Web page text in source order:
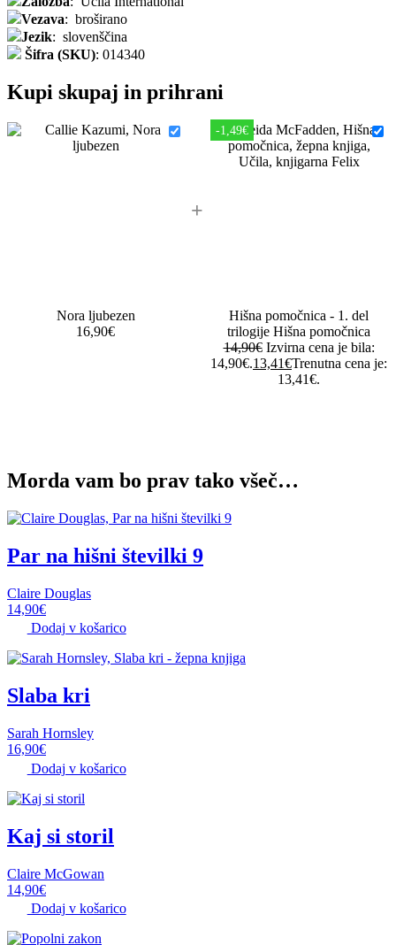
Vezava: broširano
Jezik: slovenščina
Šifra (SKU): 014340
Kupi skupaj in prihrani
Nora ljubezen
16,90€
+
-1,49€
Hišna pomočnica - 1. del
trilogije Hišna pomočnica
14,90€ Izvirna cena je bila:
14,90€.13,41€Trenutna cena je:
13,41€.
Morda vam bo prav tako všeč…
Par na hišni številki 9
Claire Douglas
14,90€
Dodaj v košarico
Slaba kri
Sarah Hornsley
16,90€
Dodaj v košarico
Kaj si storil
Claire McGowan
14,90€
Dodaj v košarico